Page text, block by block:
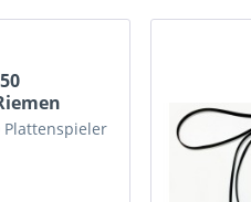
Plattenspieler